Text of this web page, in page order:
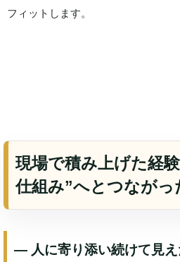
フィットします。
現場で積み上げた経
仕組み”へとつながっ
― 人に寄り添い続けて見